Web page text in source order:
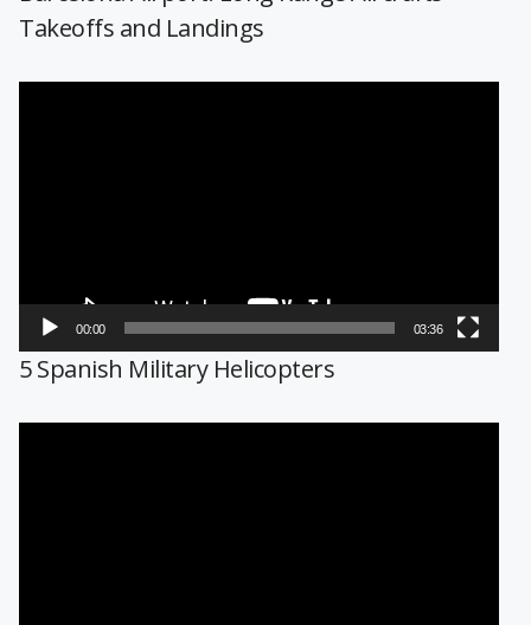
Takeoffs and Landings
00:00 03:36
5 Spanish Military Helicopters